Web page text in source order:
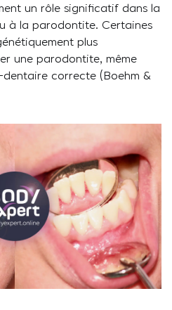
un rôle significatif dans la
à la parodontite. Certaines
plus
une parodontite, même
correcte (Boehm &